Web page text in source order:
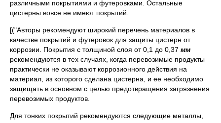
различными покрытиями и футеровками. Осталь­ные
цистерны вовсе не имеют покрытий.
[("Авторы рекомендуют широкий перечень материалов в
качестве покрытий и футеровок для защиты цистерн от
коррозии. Покрытия с толщиной слоя от 0,1 до 0,37 мм
рекомендуются в тех случаях, когда перевозимые продукты
практически не оказывают коррозион­ного действия на
материал, из которого сделана цистерна, и ее необ­ходимо
защищать в основном с целью предотвращения загрязне­ния
перевозимых продуктов.
Для тонких покрытий рекомендуются следующие металлы,